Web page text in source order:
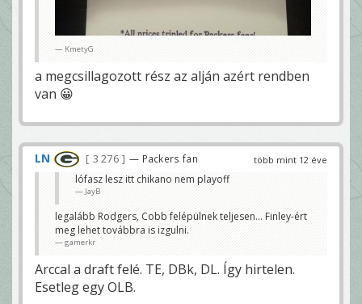
KmetyG
a megcsillagozott rész az alján azért rendben
van 😀
több mint 12 éve
LN 3 276 — Packers fan
lófasz lesz itt chikano nem playoff
JayB
legalább Rodgers, Cobb felépülnek teljesen... Finley-ért
meg lehet továbbra is izgulni.
gamerkr
Arccal a draft felé. TE, DBk, DL. Így hirtelen.
Esetleg egy OLB.